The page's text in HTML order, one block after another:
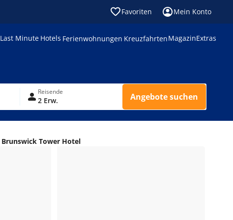
Favoriten Mein Konto
Last Minute Hotels Ferienwohnungen KreuzfahrtenMagazinExtras
Reisende
2 Erw. Angebote suchen
Brunswick Tower Hotel